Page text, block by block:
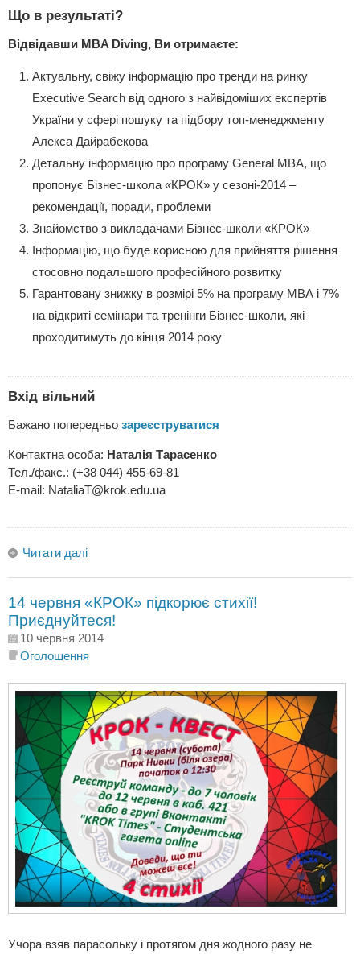
Що в результаті?
Відвідавши MBA Diving, Ви отримаєте:
Актуальну, свіжу інформацію про тренди на ринку
Executive Search від одного з найвідоміших експертів
України у сфері пошуку та підбору топ-менеджменту
Алекса Дайрабекова
Детальну інформацію про програму General МВА, що
пропонує Бізнес-школа «КРОК» у сезоні-2014 –
рекомендації, поради, проблеми
Знайомство з викладачами Бізнес-школи «КРОК»
Інформацію, що буде корисною для прийняття рішення
стосовно подальшого професійного розвитку
Гарантовану знижку в розмірі 5% на програму МВА і 7%
на відкриті семінари та тренінги Бізнес-школи, які
проходитимуть до кінця 2014 року
Вхід вільний
Бажано попередньо зареєструватися
Контактна особа: Наталія Тарасенко
Тел./факс.: (+38 044) 455-69-81
Е-mail: NataliaT@krok.edu.ua
Читати далі
14 червня «КРОК» підкорює стихії!
Приєднуйтеся!
10 червня 2014
Оголошення
Учора взяв парасольку і протягом дня жодного разу не